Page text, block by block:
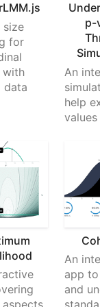
☕☕☕☕☕
some of your
really
me understand
😄
been so helpful
Cheers!
size
for
with
data
p-
An
help
values
An
app
and